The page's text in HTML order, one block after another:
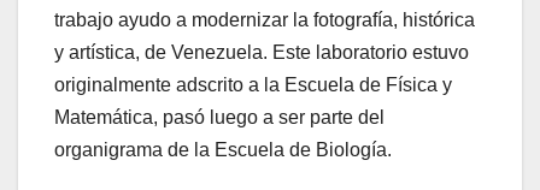
trabajo ayudo a modernizar la fotografía, histórica
y artística, de Venezuela. Este laboratorio estuvo
originalmente adscrito a la Escuela de Física y
Matemática, pasó luego a ser parte del
organigrama de la Escuela de Biología.